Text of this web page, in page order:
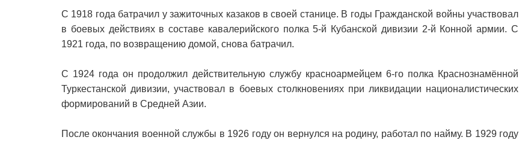
С 1918 года батрачил у зажиточных казаков в своей станице. В годы Гражданской войны участвовал
в боевых действиях в составе кавалерийского полка 5-й Кубанской дивизии 2-й Конной армии. С
1921 года, по возвращению домой, снова батрачил.
С 1924 года он продолжил действительную службу красноармейцем 6-го полка Краснознамённой
Туркестанской дивизии, участвовал в боевых столкновениях при ликвидации националистических
формирований в Средней Азии.
После окончания военной службы в 1926 году он вернулся на родину, работал по найму. В 1929 году